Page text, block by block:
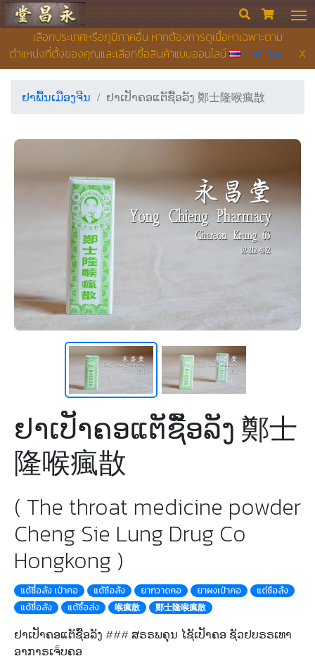
เลือกประเทศหรือภูมิภาคอื่น หากต้องการดูเนื้อหาเฉพาะตาม
ตำแหน่งที่ตั้งของคุณและเลือกซื้อสินค้าแบบออนไลน์
ภาษาไทย X
ຮ້ານຂາຍຢາ ຢງເຊີຍງຕຶ໊ງ  
ຢາພື້ນເມືອງຈີນ ຢາເປັາຄອແຕັຊືັອລັງ 鄭士隆喉瘋㪚
ຢາເປັາຄອແຕັຊືັອລັງ 鄭士
隆喉瘋㪚
( The throat medicine powder
Cheng Sie Lung Drug Co
Hongkong )
แต้ซื่อล้ง เป่าคอ แต้ซือล้ง ยากวาดคอ ยาผงเป่าคอ
แต่ซือล้ง
แต้ซื่อล้ง
แต้ซื้อล่ง 喉瘋散 鄭士隆喉瘋散
ຢາເປັາຄອແຕັຊືັອລັງ ### ສຣຣພຄຸນ ໄຊັເປັາຄອ ຊັວຢບຣຣເທາ
ອາກາຣເຈ็ບຄອ